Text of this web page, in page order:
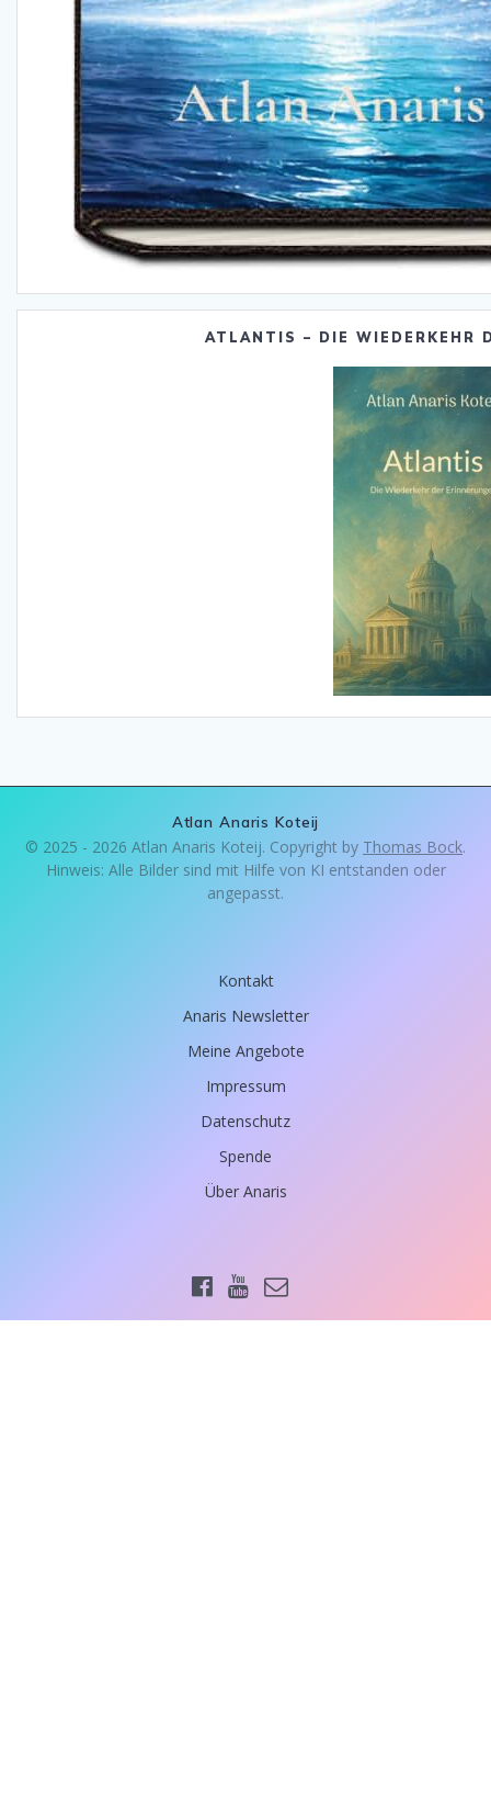
ATLANTIS – DIE WIEDERKEHR
Atlan Anaris Koteij
© 2025 - 2026 Atlan Anaris Koteij. Copyright by Thomas Bock.
Hinweis: Alle Bilder sind mit Hilfe von KI entstanden oder
angepasst.
Kontakt
Anaris Newsletter
Meine Angebote
Impressum
Datenschutz
Spende
Über Anaris